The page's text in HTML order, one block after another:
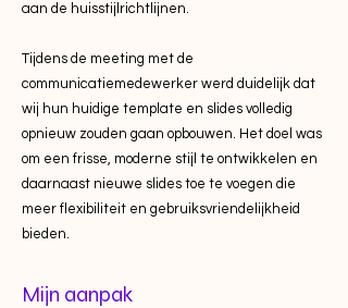
aan de huisstijlrichtlijnen.
Tijdens de meeting met de
communicatiemedewerker werd duidelijk dat
wij hun huidige template en slides volledig
opnieuw zouden gaan opbouwen. Het doel was
om een frisse, moderne stijl te ontwikkelen en
daarnaast nieuwe slides toe te voegen die
meer flexibiliteit en gebruiksvriendelijkheid
bieden.
Mijn aanpak